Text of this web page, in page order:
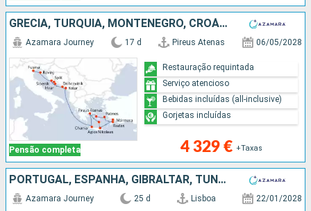
GRÉCIA, TURQUIA, MONTENEGRO, CROÁCIA, ITÁLIA
Pensão completa
Azamara Journey 17 d Pireus Atenas 06/05/2028
4 329 € +Taxas
Restauração requintada
Serviço atencioso
Bebidas incluídas (all-inclusive)
Gorjetas incluídas
PORTUGAL, ESPANHA, GIBRALTAR, TUNÍSIA, MALTA, ITÁLIA, TURQUIA, GRÉCIA
Azamara Journey 25 d Lisboa 22/01/2028